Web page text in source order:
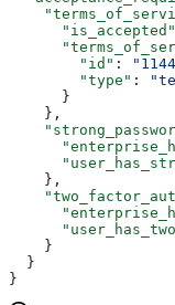
      "is_accepted"
        "id"
:
        "type"
:
      }
    },
    },
    }
  }
}